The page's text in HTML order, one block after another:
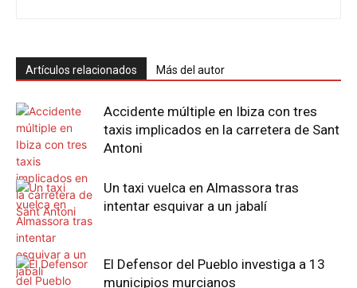
Artículos relacionados Más del autor
Accidente múltiple en Ibiza con tres
taxis implicados en la carretera de Sant
Antoni
Un taxi vuelca en Almassora tras
intentar esquivar a un jabalí
El Defensor del Pueblo investiga a 13
municipios murcianos